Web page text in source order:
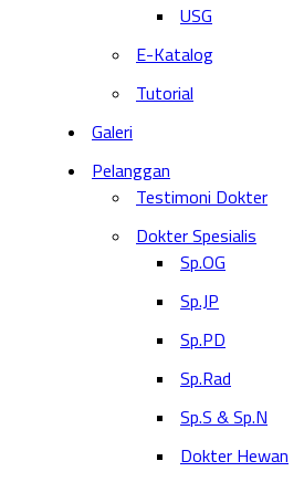
USG
E-Katalog
Tutorial
Galeri
Pelanggan
Testimoni Dokter
Dokter Spesialis
Sp.OG
Sp.JP
Sp.PD
Sp.Rad
Sp.S & Sp.N
Dokter Hewan